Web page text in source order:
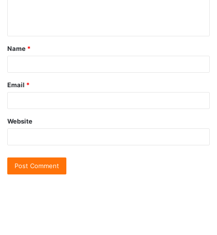
Name *
Email *
Website